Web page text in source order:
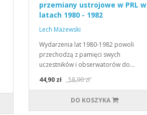
przemiany ustrojowe w PRL w
latach 1980 - 1982
Lech Mażewski
Wydarzenia lat 1980-1982 powoli
przechodzą z pamięci swych
uczestników i obserwatorów do…
44,90 zł
58,90 zł
DO KOSZYKA